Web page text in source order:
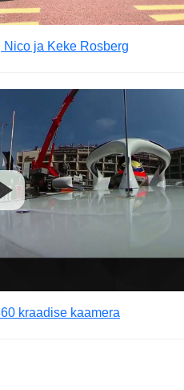
Nico ja Keke Rosberg
kraadise kaamera